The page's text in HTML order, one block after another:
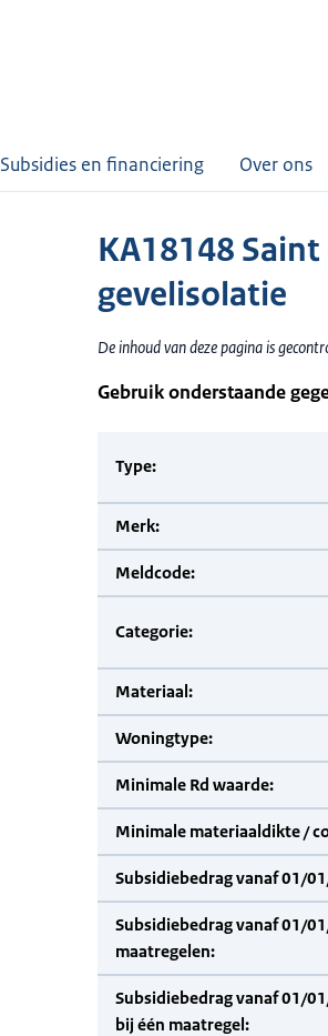
Subsidies en financiering Over ons
KA18148
gevelisolatie
De inhoud van deze pagina is
Gebruik onderstaande
Type:
Merk:
Meldcode:
Categorie:
Materiaal:
Woningtype:
Minimale Rd waarde:
Minimale materiaaldikte /
Subsidiebedrag vanaf 01/
Subsidiebedrag vanaf 01/
maatregelen:
Subsidiebedrag vanaf 01/
bij één maatregel: